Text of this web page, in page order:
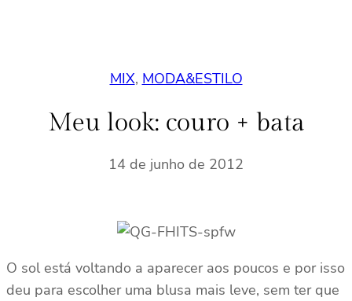
MIX, MODA&ESTILO
Meu look: couro + bata
14 de junho de 2012
O sol está voltando a aparecer aos poucos e por isso
deu para escolher uma blusa mais leve, sem ter que